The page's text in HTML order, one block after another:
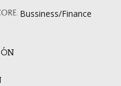
Bussiness/Finance